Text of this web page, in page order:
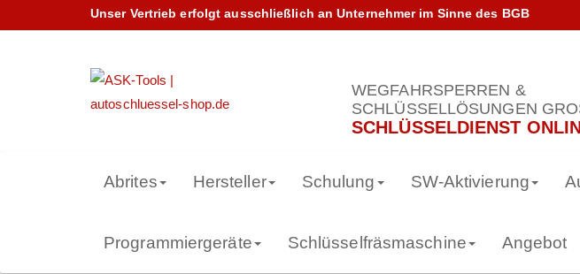
Unser Vertrieb erfolgt ausschließlich an Unternehmer im Sinne des BGB
WEGFAHRSPERREN &
SCHLÜSSELLÖSUNGEN
SCHLÜSSELDIENST
Abrites Hersteller Schulung SW-Aktivierung
Programmiergeräte Schlüsselfräsmaschine Angebot